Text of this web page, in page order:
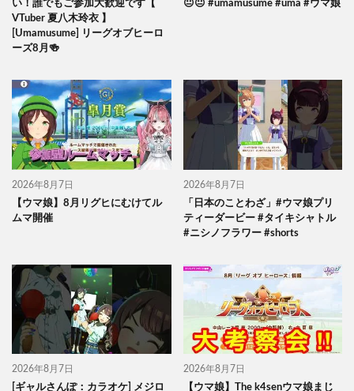
い！誰でもご参加大歓迎です【
VTuber 夏八木玲衣 】
[Umamusume] リーグオブヒーロ
ーズ8月🍻
😐😐 #umamusume #uma #ウマ娘
2026年8月7日
【ウマ娘】8月リグヒにむけてル
ムマ開催
2026年8月7日
「日本のことわざ」#ウマ娘プリ
ティーダービー #タイキシャトル
#ニシノフラワー #shorts
2026年8月7日
[ギャルさんぽ：カラオケ] メジロ
2026年8月7日
【ウマ娘】The k4senウマ娘まじ